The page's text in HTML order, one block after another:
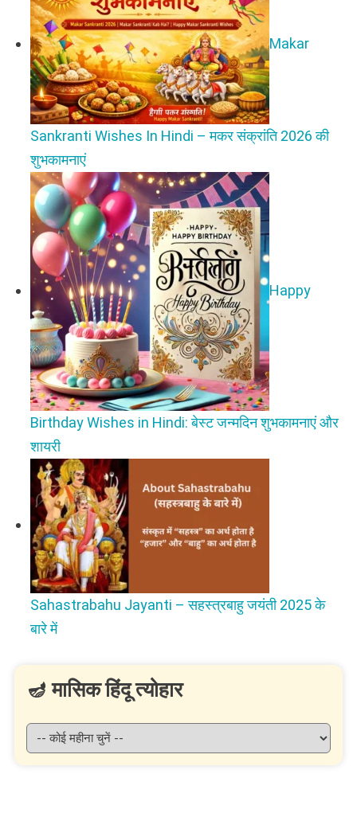
Makar
Sankranti Wishes In Hindi – मकर संक्रांति 2026 की
शुभकामनाएं
Happy
Birthday Wishes in Hindi: बेस्ट जन्मदिन शुभकामनाएं और
शायरी
Sahastrabahu Jayanti – सहस्त्रबाहु जयंती 2025 के
बारे में
🪔 मासिक हिंदू त्योहार